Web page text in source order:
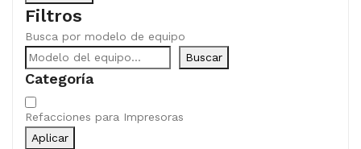
Filtros
Busca por modelo de equipo
Buscar
Categoría
Categoría
Refacciones para Impresoras
Aplicar